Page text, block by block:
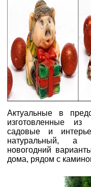
Актуальные в
изготовленные из
садовые и
натуральный, а
новогодний
дома, рядом с